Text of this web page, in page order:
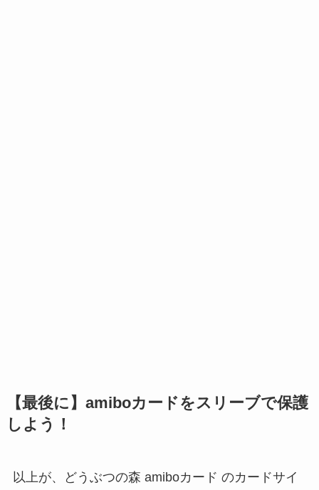
【最後に】amiboカードをスリーブで保護
しよう！
以上が、どうぶつの森 amiboカード のカードサイ